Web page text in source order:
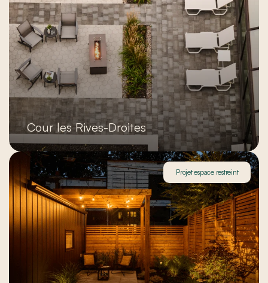
Cour les Rives-Droites
Projet espace restreint